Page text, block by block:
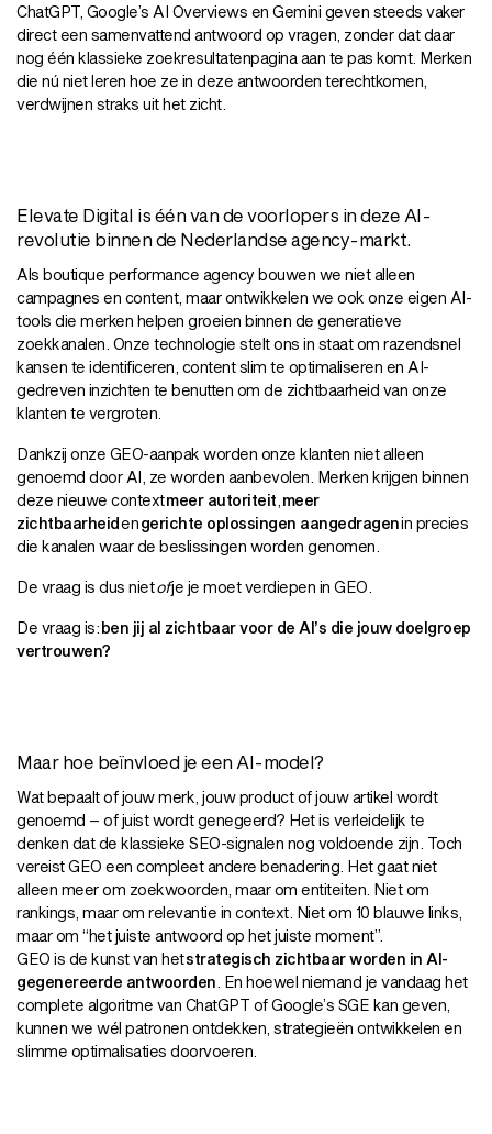
ChatGPT, Google’s AI Overviews en Gemini geven steeds vaker
direct een samenvattend antwoord op vragen, zonder dat daar
nog één klassieke zoekresultatenpagina aan te pas komt. Merken
die nú niet leren hoe ze in deze antwoorden terechtkomen,
verdwijnen straks uit het zicht.
Elevate Digital is één van de voorlopers in deze AI-
revolutie binnen de Nederlandse agency-markt.
Als boutique performance agencybouwen we niet alleen
campagnes en content, maar ontwikkelen we ook onze eigen AI-
tools die merken helpen groeien binnen de generatieve
zoekkanalen. Onze technologie stelt ons in staat om razendsnel
kansen te identificeren, content slim te optimaliseren en AI-
gedreven inzichten te benutten om de zichtbaarheid van onze
klanten te vergroten.
Dankzij onze GEO-aanpak worden onze klanten niet alleen
genoemd door AI, ze worden aanbevolen. Merken krijgen binnen
deze nieuwe contextmeer autoriteit meer
zichtbaarheidengerichte oplossingen aangedragenin precies
die kanalen waar de beslissingen worden genomen.
De vraag is dus nietofje je moet verdiepen in GEO.
De vraag is:ben jij al zichtbaar voor de AI’s die jouw doelgroep
vertrouwen?
Maar hoe beïnvloed je een AI-model?
Wat bepaalt of jouw merk, jouw product of jouw artikel wordt
genoemd – of juist wordt genegeerd? Het is verleidelijk te
denken dat de klassieke SEO-signalen nog voldoende zijn. Toch
vereist GEO een compleet andere benadering. Het gaat niet
alleen meer om zoekwoorden, maar om entiteiten. Niet om
rankings, maar om relevantie in context. Niet om 10 blauwe links,
maar om “het juiste antwoord op het juiste moment”.
GEO is de kunst van hetstrategisch zichtbaar worden in AI-
gegenereerde antwoorden . En hoewel niemand je vandaag het
complete algoritme van ChatGPT of Google’s SGE kan geven,
kunnen we wél patronen ontdekken, strategieën ontwikkelen en
slimme optimalisaties doorvoeren.